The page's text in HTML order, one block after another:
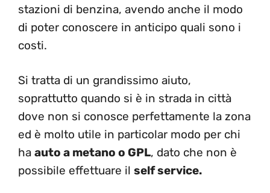
stazioni di benzina, avendo anche il modo
di poter conoscere in anticipo quali sono i
costi.
Si tratta di un grandissimo aiuto,
soprattutto quando si è in strada in città
dove non si conosce perfettamente la zona
ed è molto utile in particolar modo per chi
ha auto a metano o GPL, dato che non è
possibile effettuare il self service.